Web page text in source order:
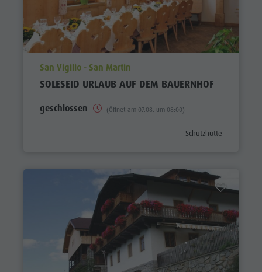
aria.poi_location_prefix
San Vigilio - San Martin
SOLESEID URLAUB AUF DEM BAUERNHOF
geschlossen (Öffnet am 07.08. um 08:00)
aria.poi_category_prefix
Schutzhütte